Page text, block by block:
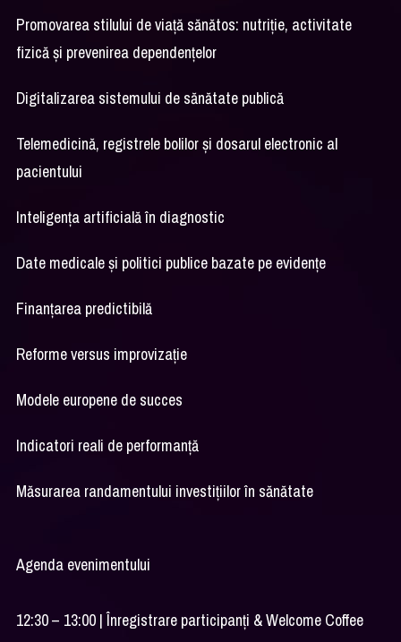
Promovarea stilului de viață sănătos: nutriție, activitate
fizică și prevenirea dependențelor
Digitalizarea sistemului de sănătate publică
Telemedicină, registrele bolilor și dosarul electronic al
pacientului
Inteligența artificială în diagnostic
Date medicale și politici publice bazate pe evidențe
Finanțarea predictibilă
Reforme versus improvizație
Modele europene de succes
Indicatori reali de performanță
Măsurarea randamentului investițiilor în sănătate
Agenda evenimentului
12:30 – 13:00 | Înregistrare participanți & Welcome Coffee